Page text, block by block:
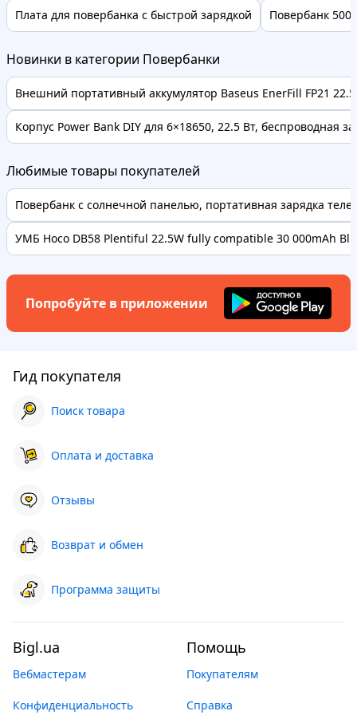
Плата для повербанка с быстрой зарядкой Повербанк
Новинки в категории Повербанки
Внешний портативный аккумулятор Baseus EnerFill FP21
Корпус Power Bank DIY для 6×18650, 22.5 Вт, беспроводная
Любимые товары покупателей
Повербанк с солнечной панелью, портативная зарядка
УМБ Hoco DB58 Plentiful 22.5W fully compatible 30 000mAh
Попробуйте в приложении
Гид покупателя
Поиск товара
Оплата и доставка
Отзывы
Возврат и обмен
Программа защиты
Bigl.ua
Вебмастерам
Конфиденциальность
Помощь
Покупателям
Справка